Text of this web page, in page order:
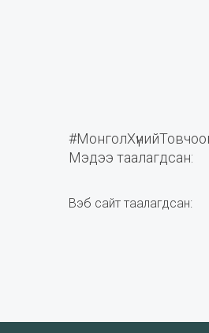
Мэдээ таалагдсан:
Вэб сайт таалагдсан: